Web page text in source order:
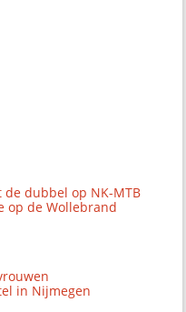
de dubbel op NK-MTB
op de Wollebrand
in Nijmegen